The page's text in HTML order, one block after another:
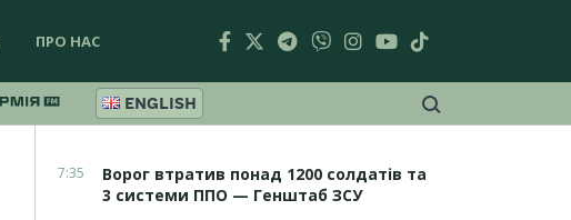
ПРО НАС
ENGLISH
7:35
Ворог втратив понад 1200 солдатів та
3 системи ППО — Генштаб ЗСУ